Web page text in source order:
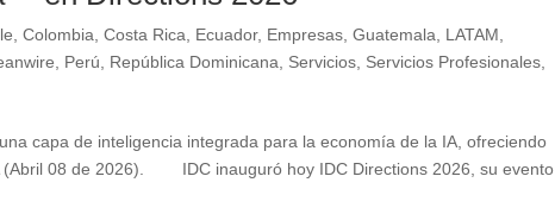
,Colombia ,Costa Rica Ecuador, Empresas ,Guatemala LATAM
Perú República Dominicana Servicios Servicios Profesionales
capa de inteligencia integrada para la economía de la IA, ofreciendo
(Abril 08 de 2026). IDC inauguró hoy IDC Directions 2026, su evento